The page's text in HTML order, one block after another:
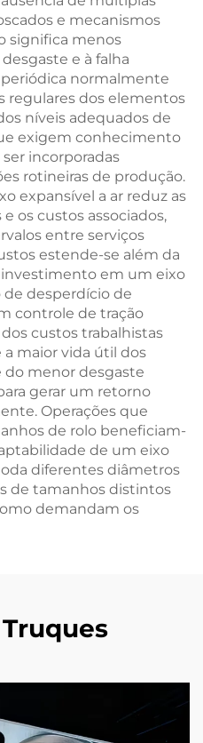
e mecanismos
significa menos
e à falha
normalmente
regulares dos elementos
níveis adequados de
exigem conhecimento
incorporadas
rotineiras de produção.
expansível a ar reduz as
os custos associados,
entre serviços
estende-se além da
investimento em um eixo
de desperdício de
controle de tração
custos trabalhistas
a maior vida útil dos
menor desgaste
gerar um retorno
Operações que
de rolo beneficiam-
de um eixo
diferentes diâmetros
de tamanhos distintos
demandam os